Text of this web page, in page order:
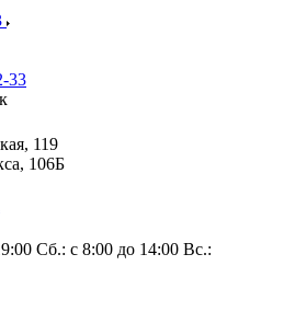
33
119
106Б
Сб.: с 8:00 до 14:00 Вс.: